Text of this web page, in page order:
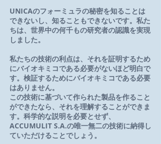
UNICAのフォーミュラの秘密を知ることは
できないし、知ることもできないです。私た
ちは、世界中の何千もの研究者の認識を実現
しました。
私たちの技術の利点は、それを証明するため
にバイオキミコである必要がないほど明白で
す。検証するためにバイオキミコである必要
はありません。
この技術に基づいて作られた製品を作ること
ができたなら、それを理解することができま
す。科学的な説明を必要とせず、
ACCUMULIT S.A.の唯一無二の技術に納得し
ていただけることでしょう。